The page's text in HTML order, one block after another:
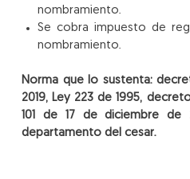
nombramiento.
Se cobra impuesto de
nombramiento.
Norma que lo sustenta:
2019,Ley 223 de 1995,
101 de 17 de diciembre de
departamento del cesar.